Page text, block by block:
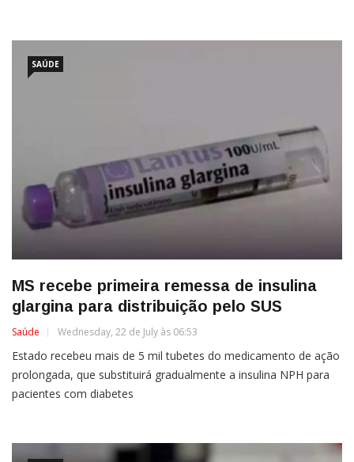
SAÚDE
MS recebe primeira remessa de insulina
glargina para distribuição pelo SUS
Saúde Wednesday, 22 de July às 06:53
Estado recebeu mais de 5 mil tubetes do medicamento de ação
prolongada, que substituirá gradualmente a insulina NPH para
pacientes com diabetes